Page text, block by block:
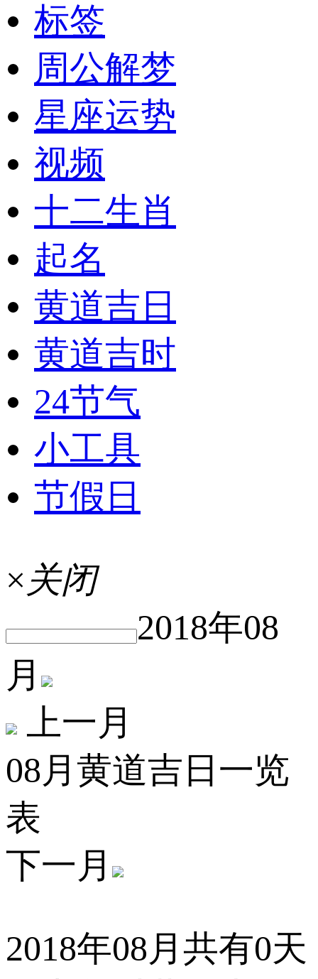
标签
周公解梦
星座运势
视频
十二生肖
起名
黄道吉日
黄道吉时
24节气
小工具
节假日
× 关闭
2018年08
月
上一月
08月黄道吉日一览
表
下一月
2018年08月共有0天